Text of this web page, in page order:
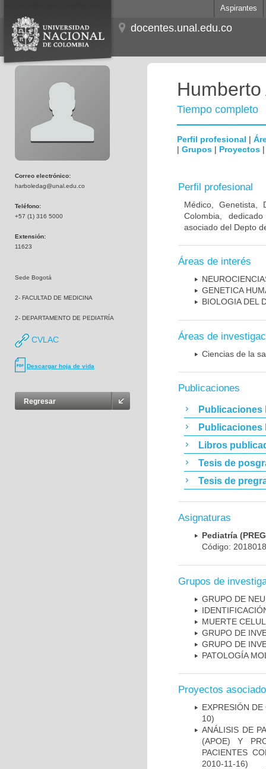
Aspirantes
docentes.unal.edu.co
Correo electrónico:
harboledag@unal.edu.co
Teléfono:
+57 (1) 316 5000
Extensión:
11623
Sede Bogotá
2- FACULTAD DE MEDICINA
2- DEPARTAMENTO DE PEDIATRÍA
CVLAC
Descargar hoja de vida
Regresar
Tiempo completo
Perfil profesional |
| Grupos | Proyectos
Perfil profesional
Médico, Genetista,
Colombia,
asociado del Depto
Áreas de interés
GENETICA
BIOLOGIA DEL
Áreas de
Ciencias de la
Publicaciones
Publicaciones
Publicaciones
Libros
Tesis de
Tesis de
Asignaturas
Pediatría
Código:
Grupos de
GRUPO DE
MUERTE
GRUPO DE
GRUPO DE
PATOLOGÍA
Proyectos
EXPRESIÓN
10)
ANÁLISIS DE
(APOE) Y
PACIENTES
2010-11-16)